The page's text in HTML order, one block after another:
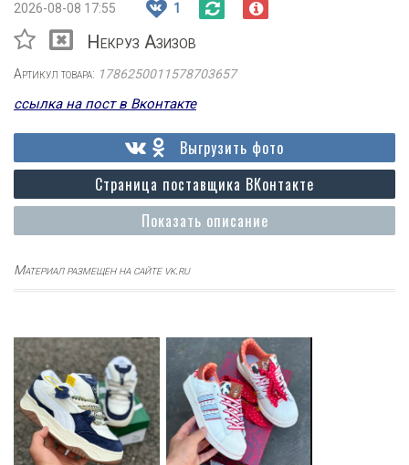
2026-08-08 17:55 1
Некруз Азизов
Артикул товара: 1786250011578703657
ссылка на пост в Вконтакте
Показать описание
Страница поставщика ВКонтакте
Выгрузить фото
Материал размещен на сайте vk.ru